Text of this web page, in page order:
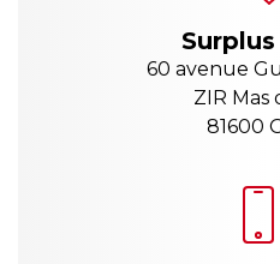
60 avenue
ZIR Mas
81600